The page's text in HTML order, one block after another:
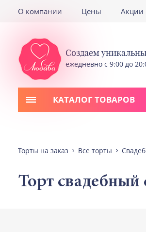
О компании Цены Акции
Создаем
ежедневно с 9:00 до
КАТАЛОГ ТОВАРОВ
Торты на заказ Все торты
Торт